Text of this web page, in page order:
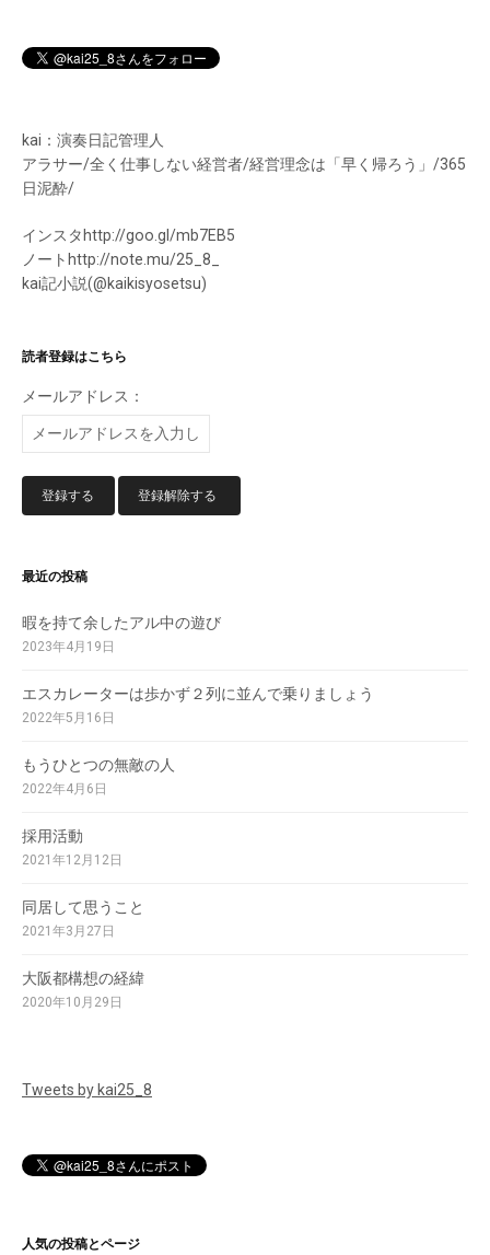
kai：演奏日記管理人
アラサー/全く仕事しない経営者/経営理念は「早く帰ろう」/365
日泥酔/
インスタhttp://goo.gl/mb7EB5
ノートhttp://note.mu/25_8_
kai記小説(@kaikisyosetsu)
読者登録はこちら
メールアドレス：
最近の投稿
暇を持て余したアル中の遊び
2023年4月19日
エスカレーターは歩かず２列に並んで乗りましょう
2022年5月16日
もうひとつの無敵の人
2022年4月6日
採用活動
2021年12月12日
同居して思うこと
2021年3月27日
大阪都構想の経緯
2020年10月29日
Tweets by kai25_8
人気の投稿とページ